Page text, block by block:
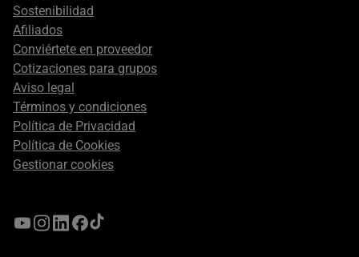
Sostenibilidad
Afiliados
Conviértete en proveedor
Cotizaciones para grupos
Aviso legal
Términos y condiciones
Política de Privacidad
Política de Cookies
Gestionar cookies